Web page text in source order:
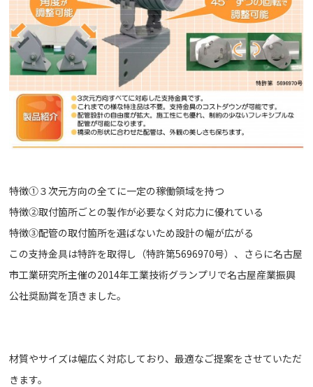
特徴①３次元方向の全てに一定の稼働領域を持つ
特徴②取付箇所ごとの製作が必要なく対応力に優れている
特徴③配管の取付箇所を選ばないため設計の幅が広がる
この支持金具は特許を取得し（特許第5696970号）、さらに名古屋
市工業研究所主催の2014年工業技術グランプリで名古屋産業振興
公社奨励賞を頂きました。
材質やサイズは幅広く対応しており、最適なご提案をさせていただ
きます。